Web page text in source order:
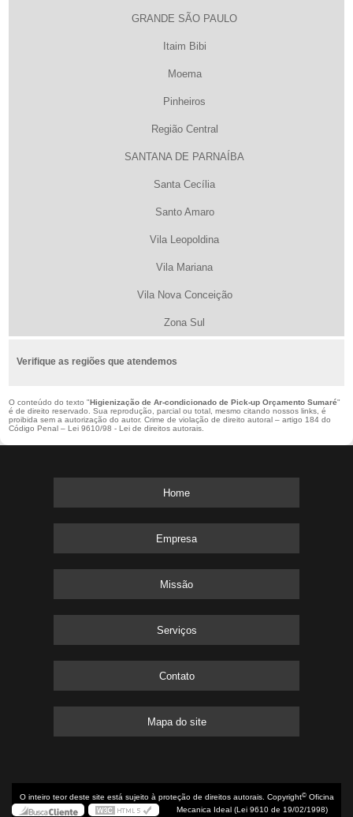
GRANDE SÃO PAULO
Itaim Bibi
Moema
Pinheiros
Região Central
SANTANA DE PARNAÍBA
Santa Cecília
Santo Amaro
Vila Leopoldina
Vila Mariana
Vila Nova Conceição
Zona Sul
Verifique as regiões que atendemos
O conteúdo do texto " Higienização de Ar-condicionado de Pick-up Orçamento Sumaré"
é de direito reservado. Sua reprodução, parcial ou total, mesmo citando nossos links, é
proibida sem a autorização do autor. Crime de violação de direito autoral – artigo 184 do
Código Penal – Lei 9610/98 - Lei de direitos autorais.
Home
Empresa
Missão
Serviços
Contato
Mapa do site
O inteiro teor deste site está sujeito à proteção de direitos autorais. Copyright©Oficina
Mecanica Ideal (Lei 9610 de 19/02/1998)